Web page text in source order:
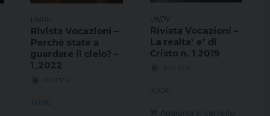
UNPV
Rivista Vocazioni –
Perché state a
guardare il cielo? –
1_2022
RIVISTA
7,00€
UNPV
Rivista Vocazioni –
La realta’ e’ di
Cristo n. 1 2019
RIVISTA
7,00€
Aggiungi al carrello